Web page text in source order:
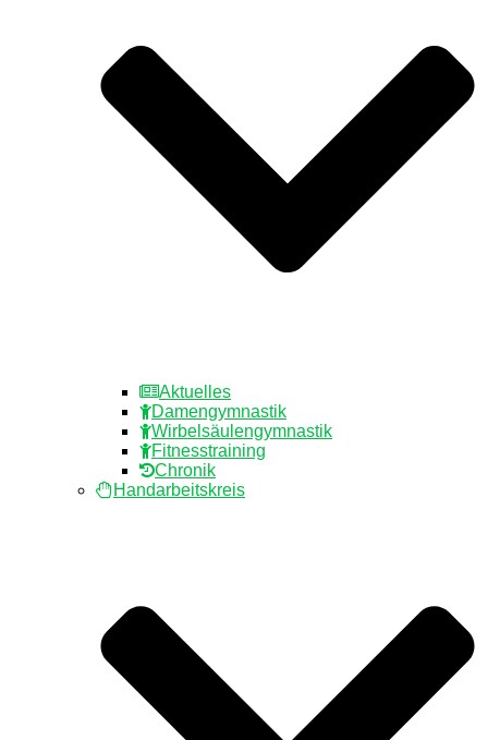
Aktuelles
Damengymnastik
Wirbelsäulengymnastik
Fitnesstraining
Chronik
Handarbeitskreis